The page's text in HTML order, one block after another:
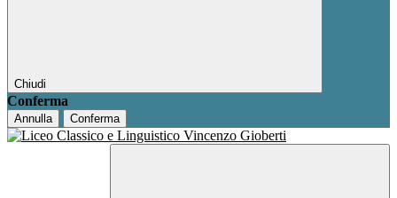
Chiudi
Conferma
Annulla Conferma